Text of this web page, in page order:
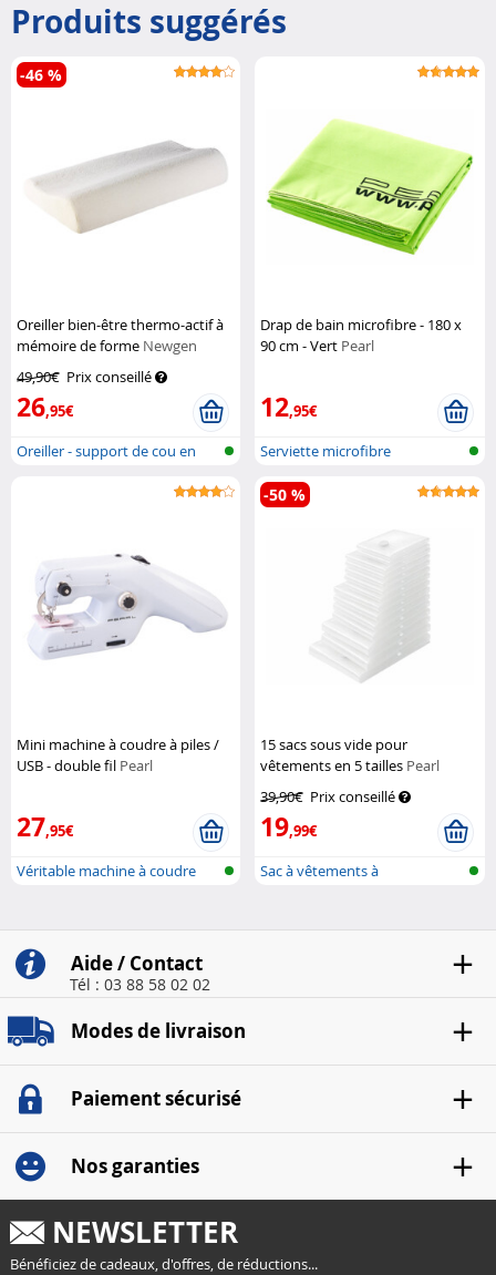
Produits suggérés
Oreiller bien-être thermo-actif à
mémoire de forme Newgen
49,90€ Prix conseillé
26,95€
-46 %
Oreiller - support de cou en
Drap de bain microfibre - 180 x
90 cm - Vert Pearl
12,95€
Serviette microfibre
Mini machine à coudre à piles /
USB - double fil Pearl
27,95€
Véritable machine à coudre
15 sacs sous vide pour
vêtements en 5 tailles Pearl
39,90€ Prix conseillé
19,99€
-50 %
Sac à vêtements à
Aide / Contact
Tél : 03 88 58 02 02
Modes de livraison
Paiement sécurisé
Nos garanties
NEWSLETTER
Bénéficiez de cadeaux, d'offres, de réductions...